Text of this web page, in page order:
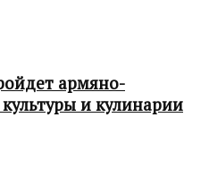
армяно-
и кулинарии